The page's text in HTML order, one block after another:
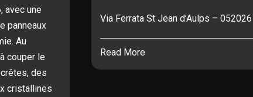
avec une
panneaux
Au
couper le
des
cristallines
Via Ferrata St Jean d’Aulps –
Read More